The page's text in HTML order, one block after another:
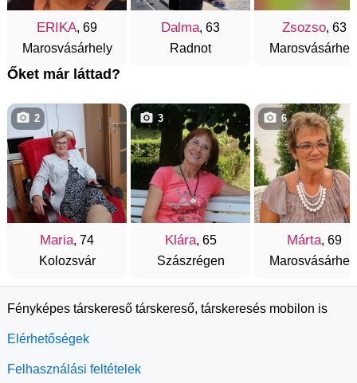
ERIKA, 69
Marosvásárhely
Dalma, 63
Radnot
Zsozso, 63
Őket már láttad?
Maria, 74
Kolozsvár
2
Klára, 65
Szászrégen
3
Márta, 69
6
Fényképes társkereső társkereső, társkeresés mobilon is
Elérhetőségek
Felhasználási feltételek